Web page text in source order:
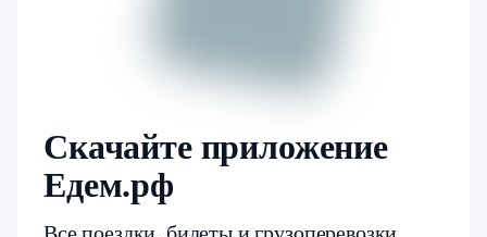
Скачайте приложение
Едем.рф